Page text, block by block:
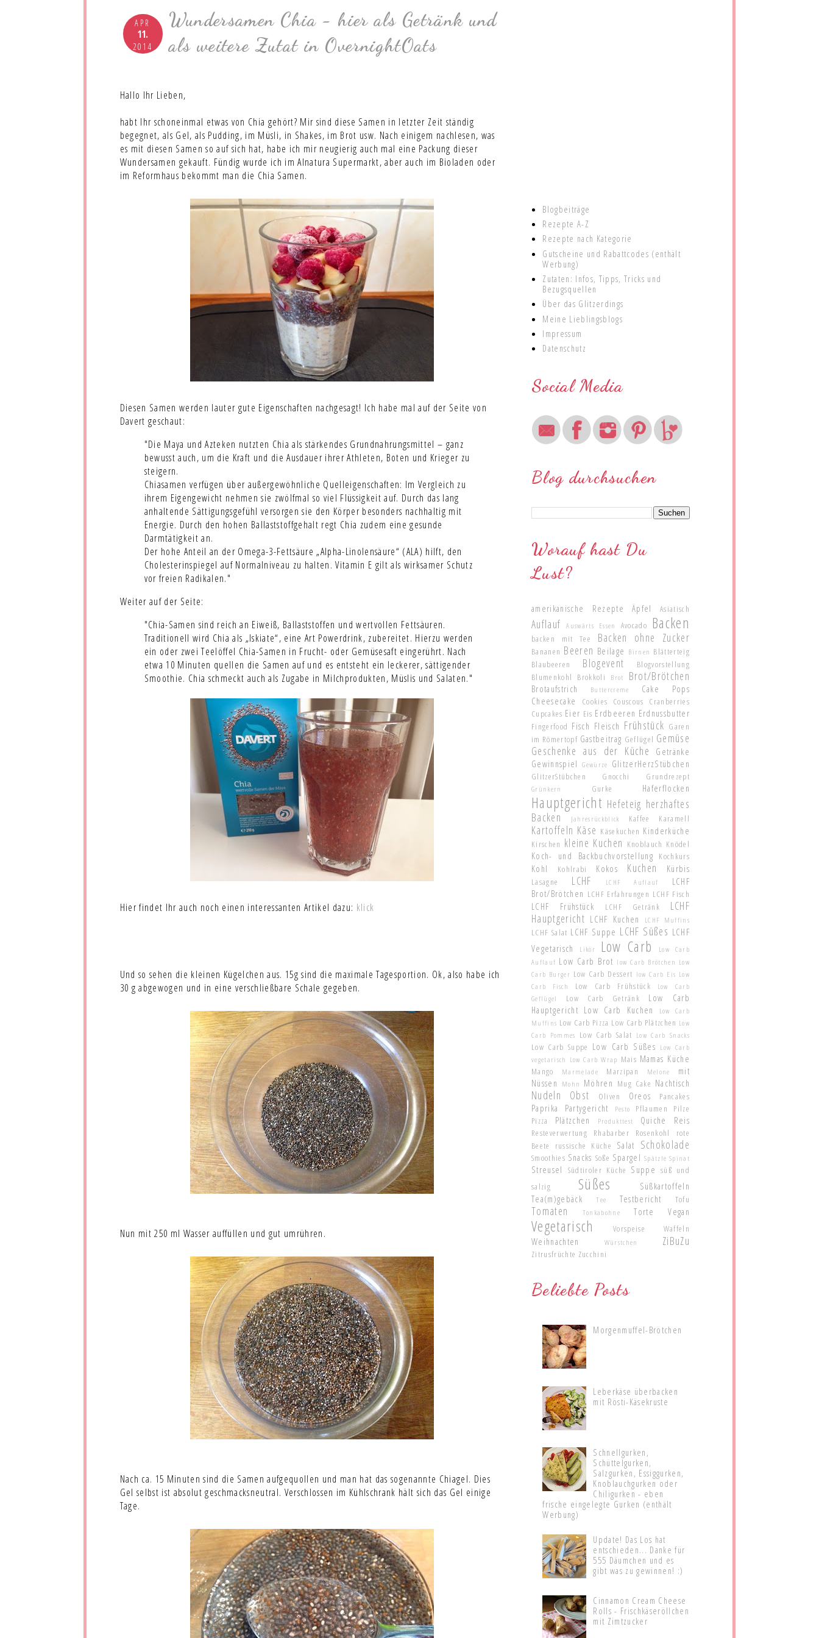
APR
11.
2014
Wundersamen Chia - hier als Getränk und
als weitere Zutat in OvernightOats
Hallo Ihr Lieben,
habt Ihr schoneinmal etwas von Chia gehört? Mir sind diese Samen in letzter Zeit ständig
begegnet, als Gel, als Pudding, im Müsli, in Shakes, im Brot usw. Nach einigem nachlesen, was
es mit diesen Samen so auf sich hat, habe ich mir neugierig auch mal eine Packung dieser
Wundersamen gekauft. Fündig wurde ich im Alnatura Supermarkt, aber auch im Bioladen oder
im Reformhaus bekommt man die Chia Samen.
Diesen Samen werden lauter gute Eigenschaften nachgesagt! Ich habe mal auf der Seite von
Davert geschaut:
"Die Maya und Azteken nutzten Chia als stärkendes Grundnahrungsmittel – ganz
bewusst auch, um die Kraft und die Ausdauer ihrer Athleten, Boten und Krieger zu
steigern.
Chiasamen verfügen über außergewöhnliche Quelleigenschaften: Im Vergleich zu
ihrem Eigengewicht nehmen sie zwölfmal so viel Flüssigkeit auf. Durch das lang
anhaltende Sättigungsgefühl versorgen sie den Körper besonders nachhaltig mit
Energie. Durch den hohen Ballaststoffgehalt regt Chia zudem eine gesunde
Darmtätigkeit an.
Der hohe Anteil an der Omega-3-Fettsäure „Alpha-Linolensäure“ (ALA) hilft, den
Cholesterinspiegel auf Normalniveau zu halten. Vitamin E gilt als wirksamer Schutz
vor freien Radikalen."
Weiter auf der Seite:
"Chia-Samen sind reich an Eiweiß, Ballaststoffen und wertvollen Fettsäuren.
Traditionell wird Chia als „Iskiate“, eine Art Powerdrink, zubereitet. Hierzu werden
ein oder zwei Teelöffel Chia-Samen in Frucht- oder Gemüsesaft eingerührt. Nach
etwa 10 Minuten quellen die Samen auf und es entsteht ein leckerer, sättigender
Smoothie. Chia schmeckt auch als Zugabe in Milchprodukten, Müslis und Salaten."
Hier findet Ihr auch noch einen interessanten Artikel dazu: klick
Und so sehen die kleinen Kügelchen aus. 15g sind die maximale Tagesportion. Ok, also habe ich
30 g abgewogen und in eine verschließbare Schale gegeben.
Nun mit 250 ml Wasser auffüllen und gut umrühren.
Nach ca. 15 Minuten sind die Samen aufgequollen und man hat das sogenannte Chiagel. Dies
Gel selbst ist absolut geschmacksneutral. Verschlossen im Kühlschrank hält sich das Gel einige
Tage.
Blogbeiträge
Rezepte A-Z
Rezepte nach Kategorie
Gutscheine und Rabattcodes (enthält
Werbung)
Zutaten: Infos, Tipps, Tricks und
Bezugsquellen
Über das Glitzerdings
Meine Lieblingsblogs
Impressum
Datenschutz
Social Media
Blog durchsuchen
Worauf hast Du
Lust?
amerikanische Rezepte Äpfel Asiatisch
Auflauf Auswärts Essen Avocado Backen
backen mit Tee Backen ohne Zucker
Bananen Beeren Beilage Birnen Blätterteig
Blaubeeren
Blogevent
Blogvorstellung
Blumenkohl
Brokkoli Brot Brot/Brötchen
Brotaufstrich Buttercreme
Cake Pops
Cheesecake
Cookies Couscous
Cranberries
Cupcakes Eier Eis Erdbeeren Erdnussbutter
Fingerfood Fisch Fleisch Frühstück Garen
im Römertopf Gastbeitrag Geflügel Gemüse
Geschenke aus der Küche
Getränke
Gewinnspiel Gewürze GlitzerHerzStübchen
GlitzerStübchen Gnocchi Grundrezept
Grünkern Gurke Haferflocken
Hauptgericht Hefeteig herzhaftes
Backen
Jahresrückblick Kaffee Karamell
Kartoffeln Käse Käsekuchen Kinderküche
Kirschen kleine Kuchen Knoblauch Knödel
Koch- und Backbuchvorstellung Kochkurs
Kohl Kohlrabi Kokos Kuchen Kürbis
Lasagne LCHF LCHF Auflauf
LCHF
Brot/Brötchen LCHF Erfahrungen LCHF Fisch
LCHF Frühstück LCHF Getränk
LCHF
Hauptgericht LCHF Kuchen LCHF Muffins
LCHF Salat LCHF Suppe LCHF Süßes LCHF
Vegetarisch
Likör Low Carb
Low Carb
Auflauf Low Carb Brot low Carb Brötchen Low
Carb Burger Low Carb Dessert low Carb Eis Low
Carb Fisch
Low Carb Frühstück
Low Carb
Geflügel
Low Carb Getränk
Low Carb
Hauptgericht Low Carb Kuchen
Low Carb
Muffins Low Carb Pizza Low Carb Plätzchen Low
Carb Pommes Low Carb Salat Low Carb Snacks
Low Carb Suppe Low Carb Süßes Low Carb
vegetarisch Low Carb Wrap Mais Mamas Küche
Mango Marmelade Marzipan Melone
mit
Nüssen
Mohn Möhren Mug Cake Nachtisch
Nudeln Obst Oliven Oreos Pancakes
Paprika Partygericht Pesto Pflaumen
Pilze
Pizza
Plätzchen Produkttest Quiche Reis
Resteverwertung Rhabarber Rosenkohl
rote
Beete
russische Küche Salat Schokolade
Smoothies Snacks Soße Spargel Spätzle Spinat
Streusel Südtiroler Küche Suppe süß und
salzig
Süßes
Süßkartoffeln
Tea(m)gebäck
Tee Testbericht Tofu
Tomaten Tonkabohne Torte Vegan
Vegetarisch Vorspeise Waffeln
Weihnachten Würstchen ZiBuZu
Zitrusfrüchte Zucchini
Beliebte Posts
Morgenmuffel-Brötchen
Leberkäse überbacken
mit Rösti-Käsekruste
Schnellgurken,
Schüttelgurken,
Salzgurken, Essiggurken,
Knoblauchgurken oder
Chiligurken - eben
frische eingelegte Gurken (enthält
Werbung)
Update! Das Los hat
entschieden... Danke für
555 Däumchen und es
gibt was zu gewinnen! :)
Cinnamon Cream Cheese
Rolls - Frischkäseröllchen
mit Zimtzucker